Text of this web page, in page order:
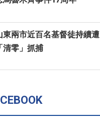
東兩市近百名基督徒持續遭
「清零」抓捕